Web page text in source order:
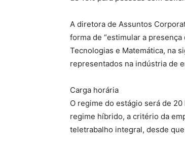
A diretora de Assuntos
forma de “estimular a
Tecnologias e Matemática, na
representados na indústria de
Carga horária
O regime do estágio será de
regime híbrido, a critério da
teletrabalho integral, desde